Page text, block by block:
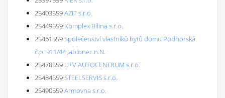
25403559AZIT s.r.o.
25449559 Komplex Bílina s.r.o.
25461559Společenství vlastníků bytů domu Podhorská
č.p. 911/44 Jablonec n.N.
25478559 U+V AUTOCENTRUM s.r.o.
25484559STEELSERVIS s.r.o.
25490559Armovna s.r.o.